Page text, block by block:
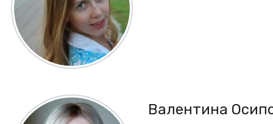
Валентина